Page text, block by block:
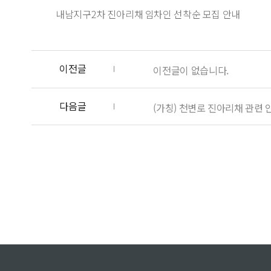
내남지구2차 진아리채 임차인 선착순 모집 안내
이전글 이전글이 없습니다.
다음글 (가칭) 천변로 진아리채 관련